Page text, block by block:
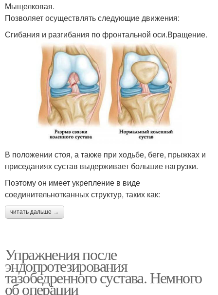
Мыщелковая.
Позволяет осуществлять следующие движения:
Сгибания и разгибания по фронтальной оси.Вращение.
В положении стоя, а также при ходьбе, беге, прыжках и
приседаниях сустав выдерживает большие нагрузки.
Поэтому он имеет укрепление в виде
соединительнотканных структур, таких как:
читать дальше →
Упражнения после
эндопротезирования
тазобедренного сустава. Немного
об операции